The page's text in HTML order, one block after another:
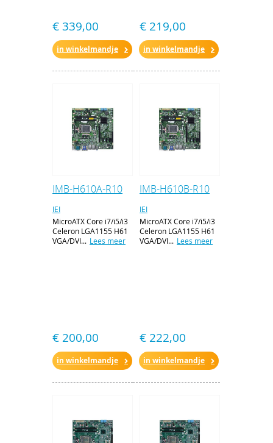
€ 339,00
in winkelmandje
€ 219,00
in winkelmandje
IMB-H610A-R10
IEI
MicroATX Core i7/i5/i3
Celeron LGA1155 H61
VGA/DVI... Lees meer
€ 200,00
in winkelmandje
IMB-H610B-R10
IEI
MicroATX Core i7/i5/i3
Celeron LGA1155 H61
VGA/DVI... Lees meer
€ 222,00
in winkelmandje